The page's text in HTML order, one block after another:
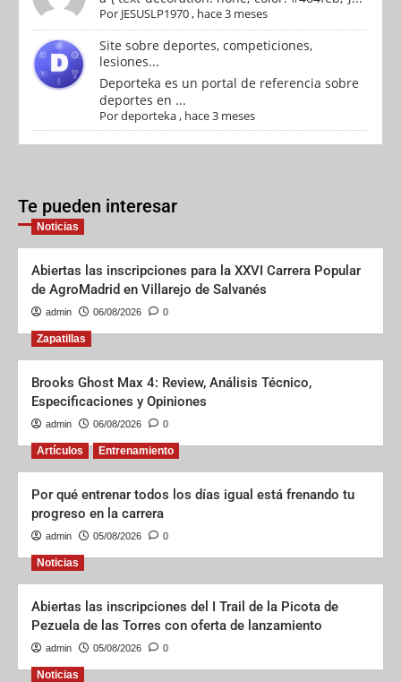
Por JESUSLP1970, hace 3 meses
Site sobre deportes, competiciones,
lesiones...
Deporteka es un portal de referencia sobre
deportes en ...
Pordeporteka , hace 3 meses
Te pueden interesar
Noticias
Abiertas las inscripciones para la XXVI Carrera Popular
de AgroMadrid en Villarejo de Salvanés
admin 06/08/2026 0
Zapatillas
Brooks Ghost Max 4: Review, Análisis Técnico,
Especificaciones y Opiniones
admin 06/08/2026 0
Artículos Entrenamiento
Por qué entrenar todos los días igual está frenando tu
progreso en la carrera
admin 05/08/2026 0
Noticias
Abiertas las inscripciones del I Trail de la Picota de
Pezuela de las Torres con oferta de lanzamiento
admin 05/08/2026 0
Noticias